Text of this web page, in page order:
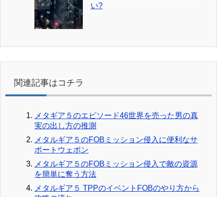
い?
関連記事はコチラ
メタギア５のエピソード46世界を売った男の真
実の出し方の推測
メタルギア５のFOBミッション侵入に便利なサ
ポートウェポン
メタルギア５のFOBミッション侵入で敵の資源
を簡単に奪う方法
メタルギア５ TPPのイベントFOBのやり方から